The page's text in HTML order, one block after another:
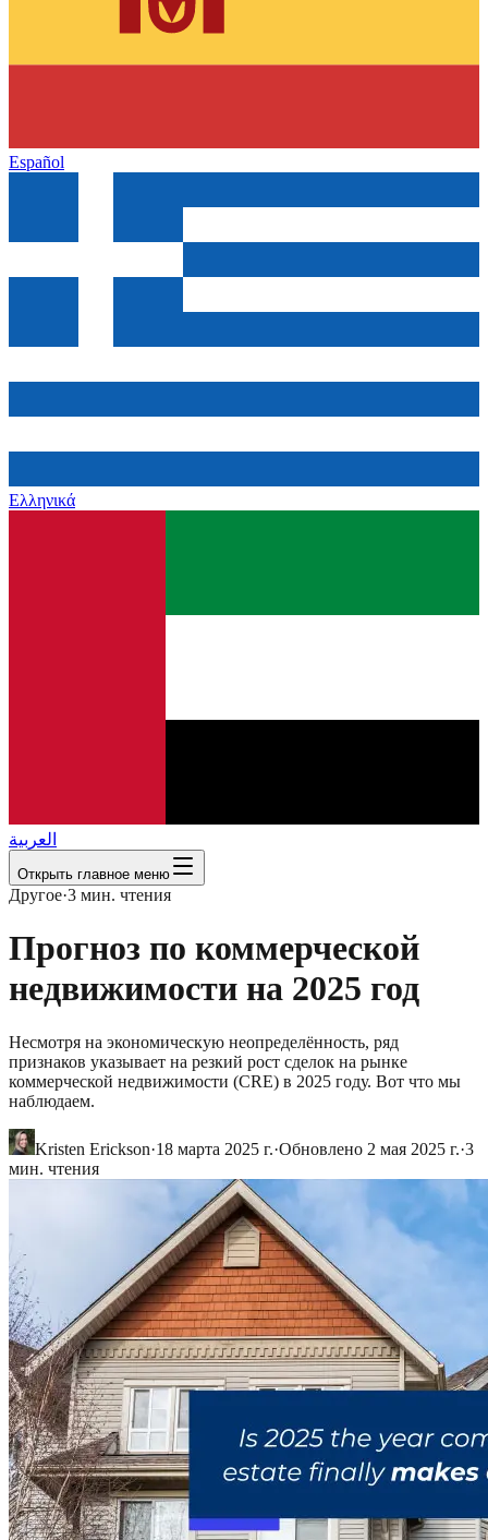
Español
Ελληνικά
العربية
Открыть главное меню
Другое·3 мин. чтения
Прогноз по коммерческой
недвижимости на 2025 год
Несмотря на экономическую неопределённость, ряд
признаков указывает на резкий рост сделок на рынке
коммерческой недвижимости (CRE) в 2025 году. Вот что мы
наблюдаем.
Kristen Erickson·18 марта 2025 г.·Обновлено 2 мая 2025 г.·3
мин. чтения